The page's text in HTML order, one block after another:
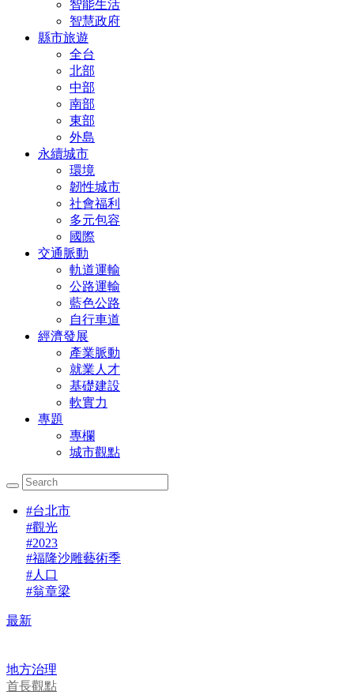
智能生活
智慧政府
縣市旅遊
全台
北部
中部
南部
東部
外島
永續城市
環境
韌性城市
社會福利
多元包容
國際
交通脈動
軌道運輸
公路運輸
藍色公路
自行車道
經濟發展
產業脈動
就業人才
基礎建設
軟實力
專題
專欄
城市觀點
#台北市
#觀光
#2023
#福隆沙雕藝術季
#人口
#翁章梁
最新
地方治理
首長觀點